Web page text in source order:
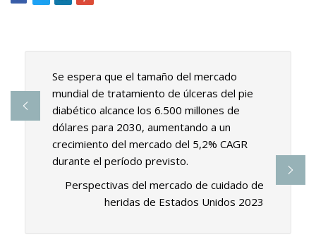
Se espera que el tamaño del mercado
mundial de tratamiento de úlceras del pie
diabético alcance los 6.500 millones de
dólares para 2030, aumentando a un
crecimiento del mercado del 5,2% CAGR
durante el período previsto.
Perspectivas del mercado de cuidado de
heridas de Estados Unidos 2023